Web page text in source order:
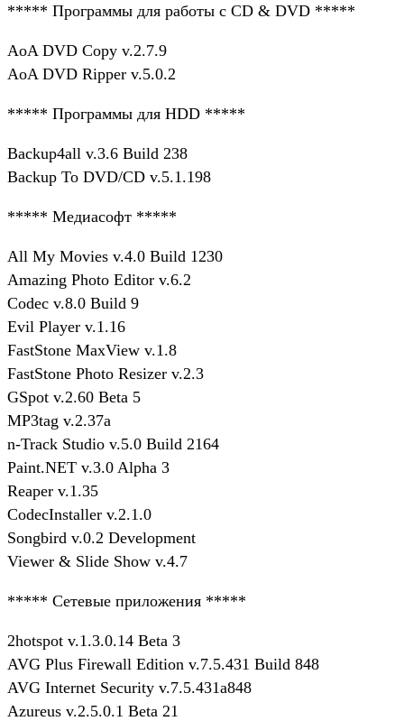
***** Программы для работы с CD & DVD *****
AoA DVD Copy v.2.7.9
AoA DVD Ripper v.5.0.2
***** Программы для HDD *****
Backup4all v.3.6 Build 238
Backup To DVD/CD v.5.1.198
***** Медиасофт *****
All My Movies v.4.0 Build 1230
Amazing Photo Editor v.6.2
Codec v.8.0 Build 9
Evil Player v.1.16
FastStone MaxView v.1.8
FastStone Photo Resizer v.2.3
GSpot v.2.60 Beta 5
MP3tag v.2.37a
n-Track Studio v.5.0 Build 2164
Paint.NET v.3.0 Alpha 3
Reaper v.1.35
CodecInstaller v.2.1.0
Songbird v.0.2 Development
Viewer & Slide Show v.4.7
***** Сетевые приложения *****
2hotspot v.1.3.0.14 Beta 3
AVG Plus Firewall Edition v.7.5.431 Build 848
AVG Internet Security v.7.5.431a848
Azureus v.2.5.0.1 Beta 21